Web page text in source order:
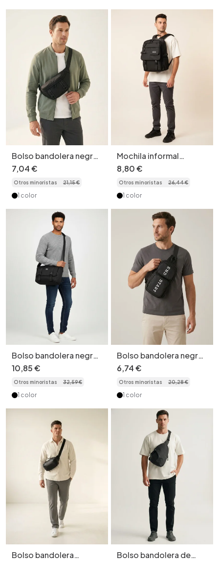
Bolso bandolera negro
para hombre - Duradero
y elegante
7,04€
Otros minoristas 21,15€
1 color
Mochila informal
multicapa para portátil:
duradera y elegante.
8,80€
Otros minoristas 26,44€
1 color
Bolso bandolera negro
informal para hombre.
10,85€
Otros minoristas 32,59€
1 color
Bolso bandolera negro
para hombre - Riñonera
6,74€
Otros minoristas 20,28€
1 color
Bolso bandolera
Bolso bandolera de